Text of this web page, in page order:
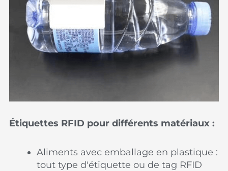
Étiquettes RFID pour différents matériaux :
Aliments avec emballage en plastique :
tout type d'étiquette ou de tag RFID